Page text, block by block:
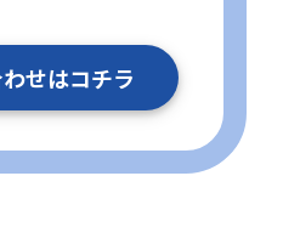
せはコチラ